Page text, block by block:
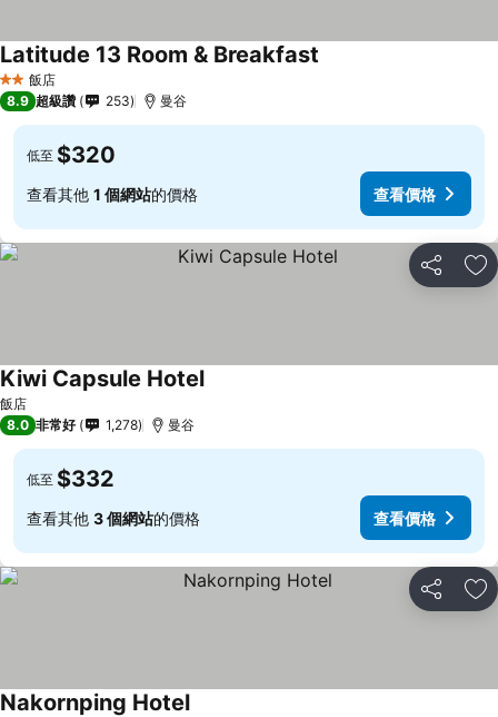
2 星級飯店
Latitude 13 Room & Breakfast
8.9 超級讚 253 曼谷
低至 $320
查看其他 1 個網站的價格 查看價格
分享 加
飯店
Kiwi Capsule Hotel
8.0 非常好 1,278 曼谷
低至 $332
查看其他 3 個網站的價格 查看價格
分享 加
Nakornping Hotel